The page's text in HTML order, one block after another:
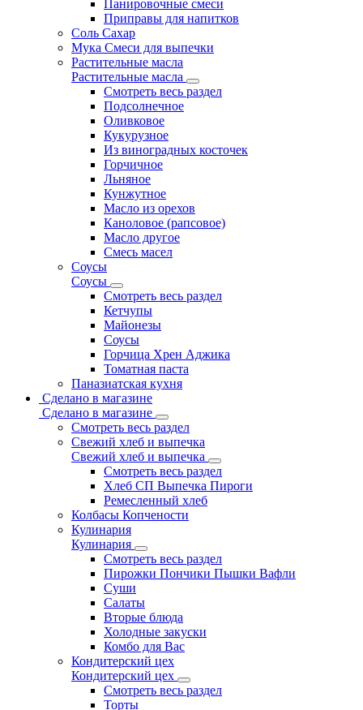
Панировочные смеси
Приправы для напитков
Соль Сахар
Мука Смеси для выпечки
Растительные масла
Растительные масла
Смотреть весь раздел
Подсолнечное
Оливковое
Кукурузное
Из виноградных косточек
Горчичное
Льняное
Кунжутное
Масло из орехов
Каноловое (рапсовое)
Масло другое
Смесь масел
Соусы
Соусы
Смотреть весь раздел
Кетчупы
Майонезы
Соусы
Горчица Хрен Аджика
Томатная паста
Паназиатская кухня
Сделано в магазине
Сделано в магазине
Смотреть весь раздел
Свежий хлеб и выпечка
Свежий хлеб и выпечка
Смотреть весь раздел
Хлеб СП Выпечка Пироги
Ремесленный хлеб
Колбасы Копчености
Кулинария
Кулинария
Смотреть весь раздел
Пирожки Пончики Пышки Вафли
Суши
Салаты
Вторые блюда
Холодные закуски
Комбо для Вас
Кондитерский цех
Кондитерский цех
Смотреть весь раздел
Торты